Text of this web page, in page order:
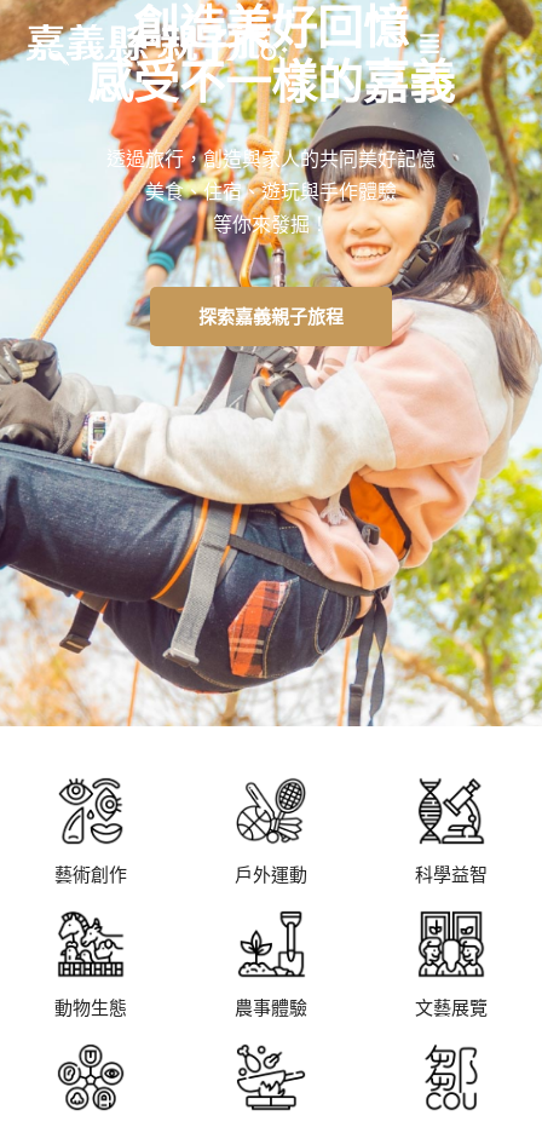
創造美好回憶
感受不一樣的嘉義
透過旅行，創造與家人的共同美好記憶
美食、住宿、遊玩與手作體驗
等你來發掘！
探索嘉義親子旅程
藝術創作 戶外運動 科學益智
動物生態 農事體驗 文藝展覽